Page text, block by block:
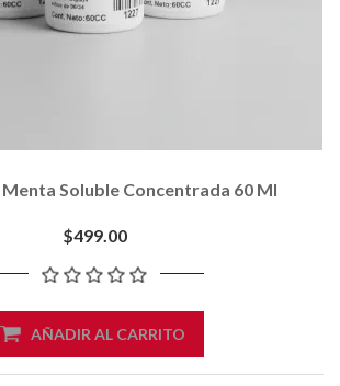
Menta Soluble Concentrada 60 Ml
$499.00
AÑADIR AL CARRITO